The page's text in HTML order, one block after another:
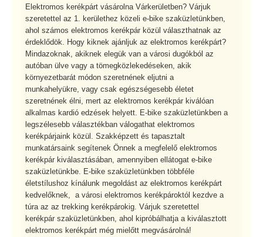
Elektromos kerékpárt vásárolna Várkerületben? Várjuk
szeretettel az 1. kerülethez közeli e-bike szaküzletünkben,
ahol számos elektromos kerékpár közül választhatnak az
érdeklődök. Hogy kiknek ajánljuk az elektromos kerékpárt?
Mindazoknak, akiknek elegük van a városi dugókból az
autóban ülve vagy a tömegközlekedéseken, akik
környezetbarát módon szeretnének eljutni a
munkahelyükre, vagy csak egészségesebb életet
szeretnének élni, mert az elektromos kerékpár kiválóan
alkalmas kardió edzések helyett. E-bike szaküzletünkben a
legszélesebb választékban válogathat elektromos
kerékpárjaink közül. Szakképzett és tapasztalt
munkatársaink segítenek Önnek a megfelelő elektromos
kerékpár kiválasztásában, amennyiben ellátogat e-bike
szaküzletünkbe. E-bike szaküzletünkben többféle
életstílushoz kínálunk megoldást az elektromos kerékpárt
kedvelőknek, a városi elektromos kerékpároktól kezdve a
túra az az trekking kerékpárokig. Várjuk szeretettel
kerékpár szaküzletünkben, ahol kipróbálhatja a kiválasztott
elektromos kerékpárt még mielőtt megvásárolná!